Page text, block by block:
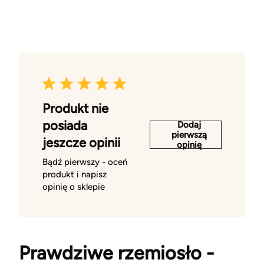
Produkt nie
posiada
jeszcze opinii
Bądź pierwszy - oceń
produkt i napisz
opinię o sklepie
Dodaj
pierwszą
opinię
Prawdziwe rzemiosło -